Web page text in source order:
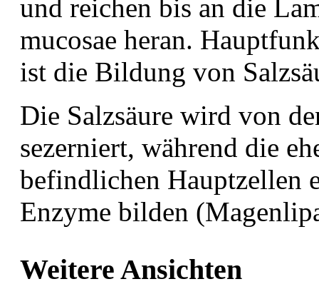
und reichen bis an die
mucosae heran.
ist die Bildung von
Die Salzsäure wird von
sezerniert, während die
befindlichen Hauptzellen
Enzyme bilden
Weitere Ansichten